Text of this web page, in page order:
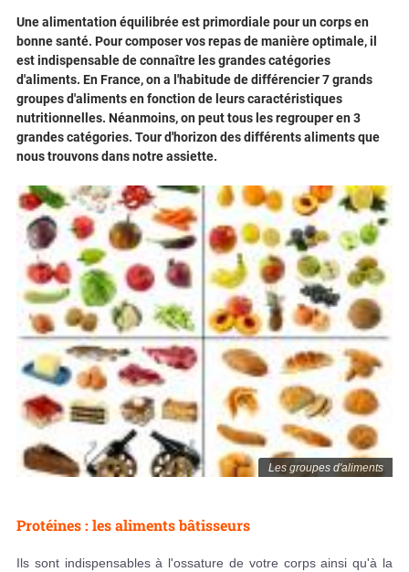
Les groupes d'aliments
Une alimentation équilibrée est primordiale pour un corps en
bonne santé. Pour composer vos repas de manière optimale, il
est indispensable de connaître les grandes catégories
d'aliments. En France, on a l'habitude de différencier 7 grands
groupes d'aliments en fonction de leurs caractéristiques
nutritionnelles. Néanmoins, on peut tous les regrouper en 3
grandes catégories. Tour d'horizon des différents aliments que
nous trouvons dans notre assiette.
Protéines : les aliments bâtisseurs
Ils sont indispensables à l'ossature de votre corps ainsi qu'à la